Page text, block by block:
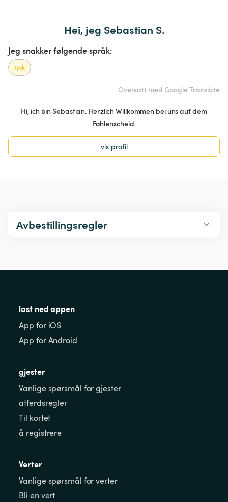
Hei, jeg Sebastian S.
Jeg snakker følgende språk:
tysk
Oversatt med Google Translate
Hi, ich bin Sebastian. Herzlich Willkommen bei uns auf dem
Fahlenscheid.
vis profil
Avbestillingsregler
last ned appen
App for iOS
App for Android
gjester
Vanlige spørsmål for gjester
atferdsregler
Til kortet
å registrere
Verter
Vanlige spørsmål for verter
Bli en vert